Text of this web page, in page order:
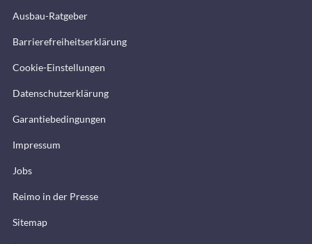
Ausbau-Ratgeber
Barrierefreiheitserklärung
Cookie-Einstellungen
Datenschutzerklärung
Garantiebedingungen
Impressum
Jobs
Reimo in der Presse
Sitemap